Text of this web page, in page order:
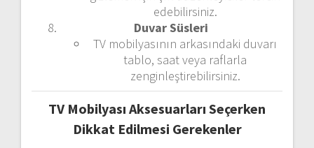
edebilirsiniz.
Duvar Süsleri
TV mobilyasının arkasındaki duvarı
tablo, saat veya raflarla
zenginleştirebilirsiniz.
TV Mobilyası Aksesuarları Seçerken
Dikkat Edilmesi Gerekenler